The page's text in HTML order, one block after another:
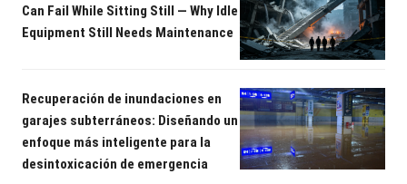
Can Fail While Sitting Still — Why Idle
Equipment Still Needs Maintenance
Recuperación de inundaciones en
garajes subterráneos: Diseñando un
enfoque más inteligente para la
desintoxicación de emergencia